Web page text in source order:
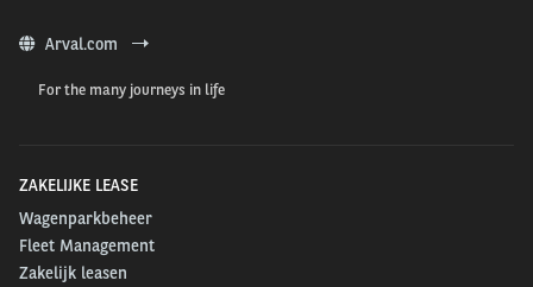
Arval.com
For the many journeys in life
ZAKELIJKE LEASE
Wagenparkbeheer
Fleet Management
Zakelijk leasen